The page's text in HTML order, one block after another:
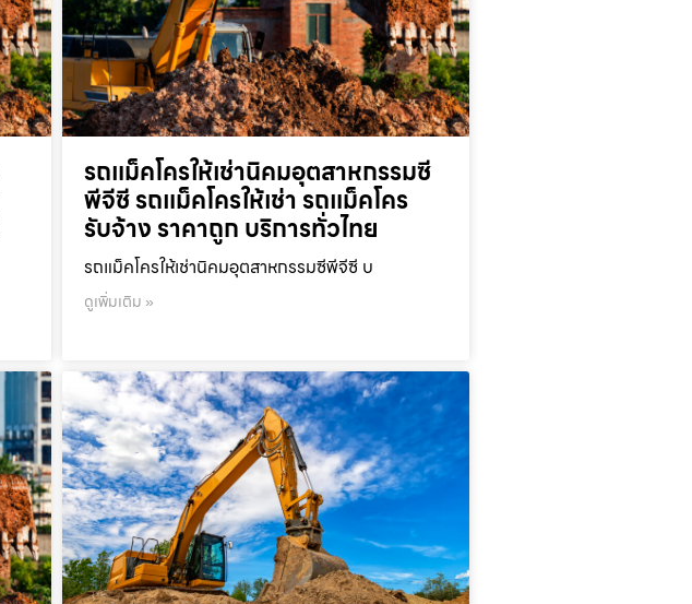
รถแม็คโครให้เช่านิคมอุตสาหกรรมซี
พีจีซี รถแม็คโครให้เช่า รถแม็คโคร
รับจ้าง ราคาถูก บริการทั่วไทย
รถแม็คโครให้เช่านิคมอุตสาหกรรมซีพีจีซี บ
ดูเพิ่มเติม »